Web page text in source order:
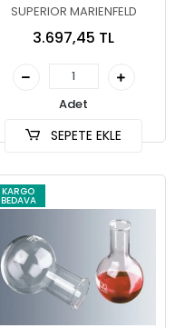
SUPERIOR MARIENFELD
3.697,45 TL
Adet
SEPETE EKLE
KARGO
BEDAVA